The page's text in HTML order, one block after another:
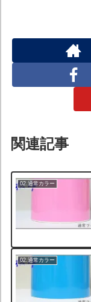
関連記事
02.通常カラー
02.通常カラー